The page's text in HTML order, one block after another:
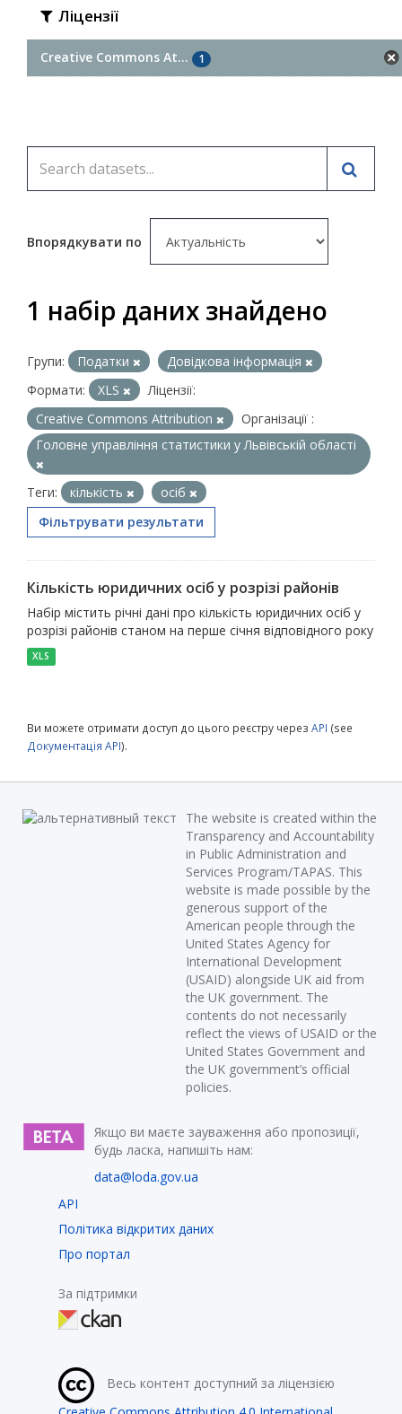
Ліцензії
Creative Commons At... 1
Впорядкувати по
1 набір даних знайдено
Групи: Податки
Довідкова інформація
Формати:
XLS
Ліцензії:
Creative Commons Attribution
Організації :
Головне управління статистики у Львівській області
Теги: кількість
осіб
Фільтрувати результати
Кількість юридичних осіб у розрізі районів
Набір містить річні дані про кількість юридичних осіб у
розрізі районів станом на перше січня відповідного року
XLS
Ви можете отримати доступ до цього реєстру через API (see
Документація API).
The website is created within the
Transparency and Accountability
in Public Administration and
Services Program/TAPAS. This
website is made possible by the
generous support of the
American people through the
United States Agency for
International Development
(USAID) alongside UK aid from
the UK government. The
contents do not necessarily
reflect the views of USAID or the
United States Government and
the UK government’s official
policies.
Якщо ви маєте зауваження або пропозиції,
будь ласка, напишіть нам:
data@loda.gov.ua
API
Політика відкритих даних
Про портал
За підтримки
Весь контент доступний за ліцензією